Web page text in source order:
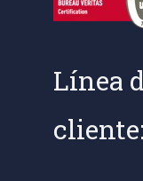
Línea
cliente: